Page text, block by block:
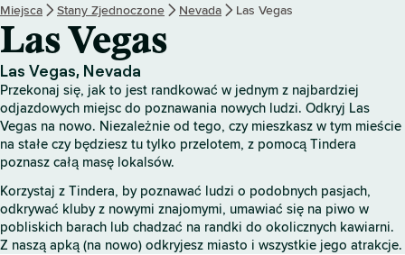
r
S
t
o
n
a
g
ł
w
n
a
Miejsca Stany Zjednoczone Nevada Las Vegas
Las Vegas
Las Vegas, Nevada
Przekonaj się, jak to jest randkować w jednym z najbardziej
odjazdowych miejsc do poznawania nowych ludzi. Odkryj Las
Vegas na nowo. Niezależnie od tego, czy mieszkasz w tym mieście
na stałe czy będziesz tu tylko przelotem, z pomocą Tindera
poznasz całą masę lokalsów.
Korzystaj z Tindera, by poznawać ludzi o podobnych pasjach,
odkrywać kluby z nowymi znajomymi, umawiać się na piwo w
pobliskich barach lub chadzać na randki do okolicznych kawiarni.
Z naszą apką (na nowo) odkryjesz miasto i wszystkie jego atrakcje.